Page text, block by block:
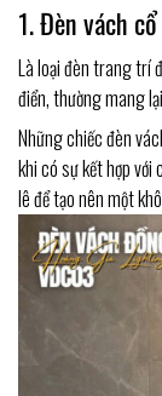
1. Đèn vách
Là loại đèn trang trí
điển, thường mang
Những chiếc đèn
khi có sự kết hợp với
lê để tạo nên một